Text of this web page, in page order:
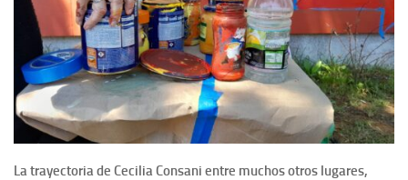
La trayectoria de Cecilia Consani entre muchos otros lugares,